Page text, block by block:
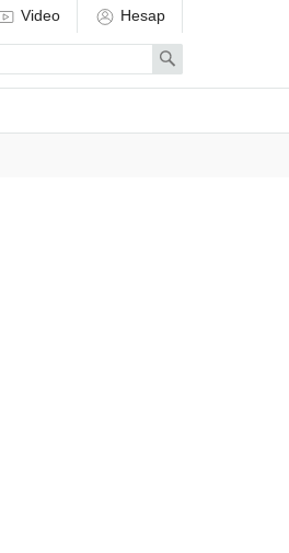
Video Hesap
Search